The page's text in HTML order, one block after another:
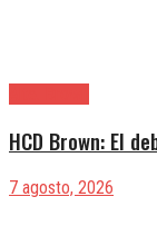
HCD Brown: El
7 agosto, 2026